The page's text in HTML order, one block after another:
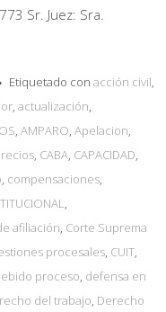
Sr. Juez: Sra.
Etiquetado con acción civil,
, actualización,
, AMPARO, Apelacion,
, CABA, CAPACIDAD,
, compensaciones,
,
afiliación, Corte Suprema
procesales, CUIT,
proceso, defensa en
del trabajo, Derecho